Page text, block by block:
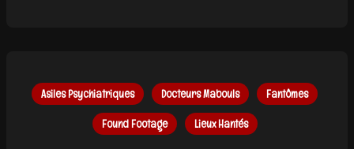
Asiles Psychiatriques Docteurs Mabouls Fantômes
Found Footage Lieux Hantés